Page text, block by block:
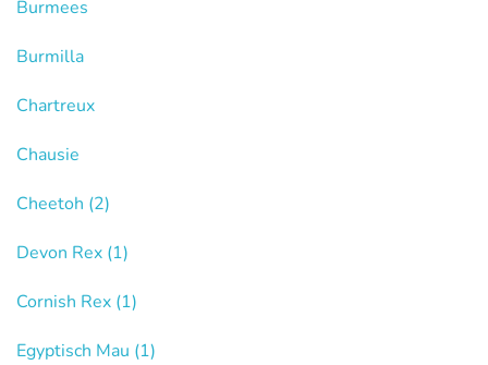
Burmees
Burmilla
Chartreux
Chausie
Cheetoh (2)
Devon Rex (1)
Cornish Rex (1)
Egyptisch Mau (1)